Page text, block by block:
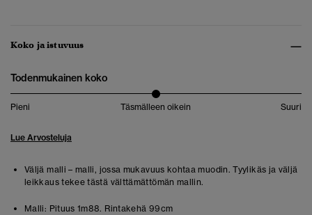
Koko ja istuvuus
Todenmukainen koko
Pieni Täsmälleen oikein Suuri
Lue Arvosteluja
Väljä malli – malli, jossa mukavuus kohtaa muodin. Tyylikäs ja väljä
leikkaus tekee tästä välttämättömän mallin.
Malli: Pituus 1m88. Rintakehä 99cm